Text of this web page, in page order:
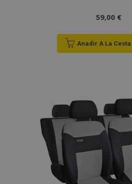
59,00 €
Anadir A La Cesta